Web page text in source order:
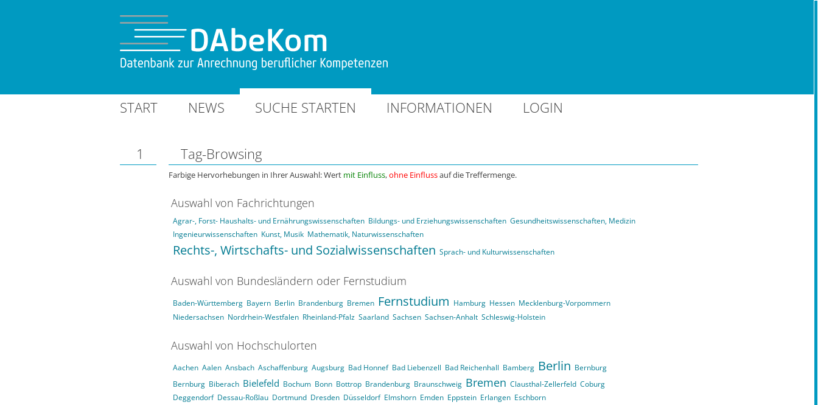
START NEWS SUCHE STARTEN INFORMATIONEN LOGIN
1 Tag-Browsing
Farbige Hervorhebungen in Ihrer Auswahl: Wert mit Einfluss,ohne Einflussauf die Treffermenge.
Auswahl von Fachrichtungen
Agrar-, Forst- Haushalts- und Ernährungswissenschaften Bildungs- und Erziehungswissenschaften Gesundheitswissenschaften, Medizin
Ingenieurwissenschaften Kunst, Musik Mathematik, Naturwissenschaften
Rechts-, Wirtschafts- und Sozialwissenschaften Sprach- und Kulturwissenschaften
Auswahl von Bundesländern oder Fernstudium
Baden-Württemberg Bayern Berlin Brandenburg Bremen Fernstudium Hamburg Hessen Mecklenburg-Vorpommern
Niedersachsen Nordrhein-Westfalen Rheinland-Pfalz Saarland Sachsen Sachsen-Anhalt Schleswig-Holstein
Auswahl von Hochschulorten
Aachen Aalen Ansbach Aschaffenburg Augsburg Bad Honnef Bad Liebenzell Bad Reichenhall Bamberg Berlin Bernburg
Bernburg Biberach Bielefeld Bochum Bonn Bottrop Brandenburg Braunschweig Bremen Clausthal-Zellerfeld Coburg
Deggendorf Dessau-Roßlau Dortmund Dresden Düsseldorf Elmshorn Emden Eppstein Erlangen Eschborn